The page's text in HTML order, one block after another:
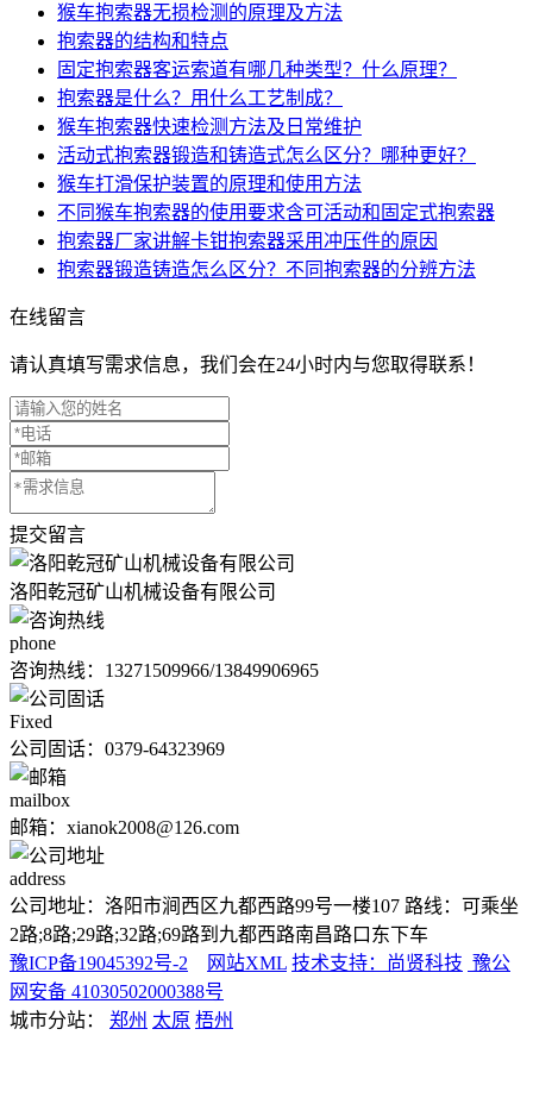
猴车抱索器无损检测的原理及方法
抱索器的结构和特点
固定抱索器客运索道有哪几种类型？什么原理？
抱索器是什么？用什么工艺制成？
猴车抱索器快速检测方法及日常维护
活动式抱索器锻造和铸造式怎么区分？哪种更好？
猴车打滑保护装置的原理和使用方法
不同猴车抱索器的使用要求含可活动和固定式抱索器
抱索器厂家讲解卡钳抱索器采用冲压件的原因
抱索器锻造铸造怎么区分？不同抱索器的分辨方法
在线留言
请认真填写需求信息，我们会在24小时内与您取得联系！
提交留言
洛阳乾冠矿山机械设备有限公司
phone
咨询热线： 13271509966/13849906965
Fixed
公司固话：0379-64323969
mailbox
邮箱：xianok2008@126.com
address
公司地址：洛阳市涧西区九都西路99号一楼107 路线：可乘坐
2路;8路;29路;32路;69路到九都西路南昌路口东下车
豫ICP备19045392号-2
网站XML 技术支持：尚贤科技 豫公
网安备 41030502000388号
城市分站：
郑州 太原 梧州